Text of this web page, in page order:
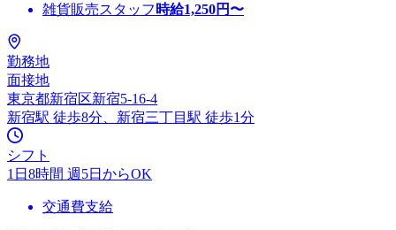
雑貨販売スタッフ 時給1,250円〜
勤務地
面接地
東京都新宿区新宿5-16-4
新宿駅 徒歩8分、新宿三丁目駅 徒歩1分
シフト
1日8時間 週5日からOK
交通費支給